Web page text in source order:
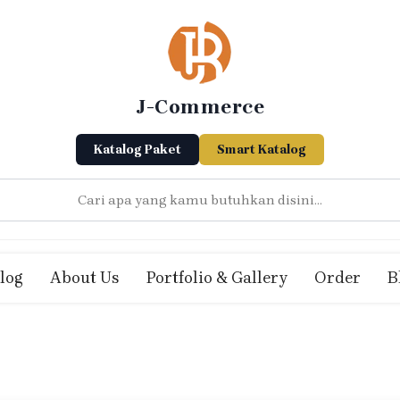
J-Commerce
Katalog Paket Smart Katalog
About Us Portfolio & Gallery Order